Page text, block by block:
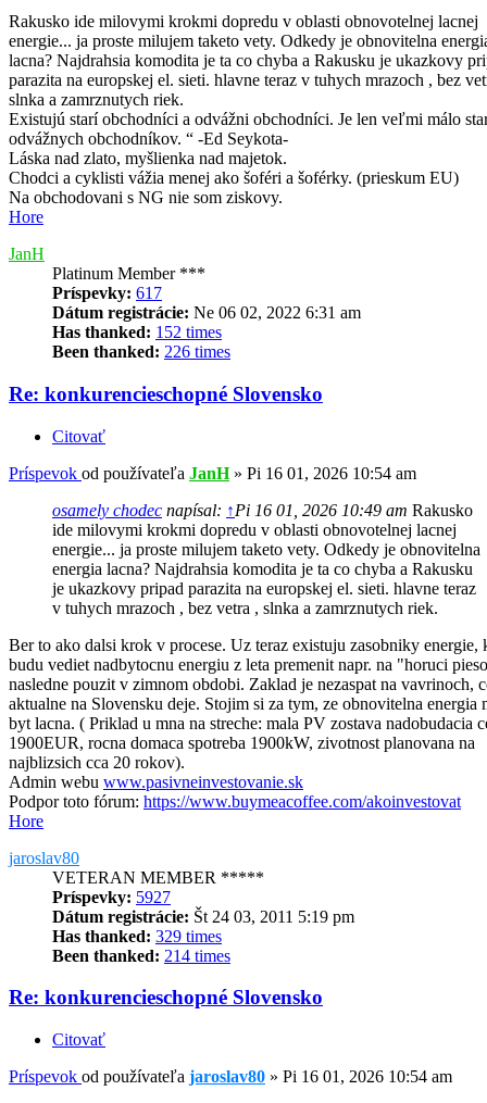
Rakusko ide milovymi krokmi dopredu v oblasti obnovotelnej lacnej
energie... ja proste milujem taketo vety. Odkedy je obnovitelna
lacna? Najdrahsia komodita je ta co chyba a Rakusku je ukazkovy
parazita na europskej el. sieti. hlavne teraz v tuhych mrazoch , bez
slnka a zamrznutych riek.
Existujú starí obchodníci a odvážni obchodníci. Je len veľmi málo
odvážnych obchodníkov. “ -Ed Seykota-
Láska nad zlato, myšlienka nad majetok.
Chodci a cyklisti vážia menej ako šoféri a šoférky. (prieskum EU)
Na obchodovani s NG nie som ziskovy.
Hore
JanH
Platinum Member ***
Príspevky: 617
Dátum registrácie: Ne 06 02, 2022 6:31 am
Has thanked: 152 times
Been thanked: 226 times
Re: konkurencieschopné Slovensko
Citovať
Príspevok od používateľa JanH» Pi 16 01, 2026 10:54 am
osamely chodec napísal: ↑Pi 16 01, 2026 10:49 am Rakusko
ide milovymi krokmi dopredu v oblasti obnovotelnej lacnej
energie... ja proste milujem taketo vety. Odkedy je obnovitelna
energia lacna? Najdrahsia komodita je ta co chyba a Rakusku
je ukazkovy pripad parazita na europskej el. sieti. hlavne teraz
v tuhych mrazoch , bez vetra , slnka a zamrznutych riek.
Ber to ako dalsi krok v procese. Uz teraz existuju zasobniky energie,
budu vediet nadbytocnu energiu z leta premenit napr. na "horuci
nasledne pouzit v zimnom obdobi. Zaklad je nezaspat na vavrinoch,
aktualne na Slovensku deje. Stojim si za tym, ze obnovitelna energia
byt lacna. ( Priklad u mna na streche: mala PV zostava nadobudacia
1900EUR, rocna domaca spotreba 1900kW, zivotnost planovana na
najblizsich cca 20 rokov).
Admin webu www.pasivneinvestovanie.sk
Podpor toto fórum: https://www.buymeacoffee.com/akoinvestovat
Hore
jaroslav80
VETERAN MEMBER *****
Príspevky: 5927
Dátum registrácie: Št 24 03, 2011 5:19 pm
Has thanked: 329 times
Been thanked: 214 times
Re: konkurencieschopné Slovensko
Citovať
Príspevok od používateľa jaroslav80 » Pi 16 01, 2026 10:54 am